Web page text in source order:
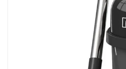
Alimentaire & jetable